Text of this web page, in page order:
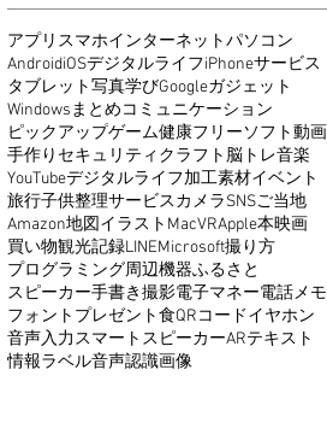
アプリ スマホインターネットパソコン
AndroidiOSデジタルライフiPhoneサービス
タブレット写真学びGoogleガジェット
Windowsまとめコミュニケーション
ピックアップゲーム健康フリーソフト動画
手作り セキュリティ クラフト脳トレ音楽
YouTubeデジタルライフ加工素材イベント
旅行子供整理サービスカメラSNSご当地
Amazon地図イラスト MacVRApple本映画
買い物観光記録LINEMicrosoft撮り方
プログラミング周辺機器ふるさと
スピーカー手書き撮影電子マネー電話メモ
フォント プレゼント食QRコードイヤホン
音声入力スマートスピーカーARテキスト
情報ラベル音声認識画像